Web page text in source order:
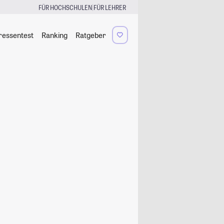
FÜR HOCHSCHULEN|FÜR LEHRER
Ranking Ratgeber